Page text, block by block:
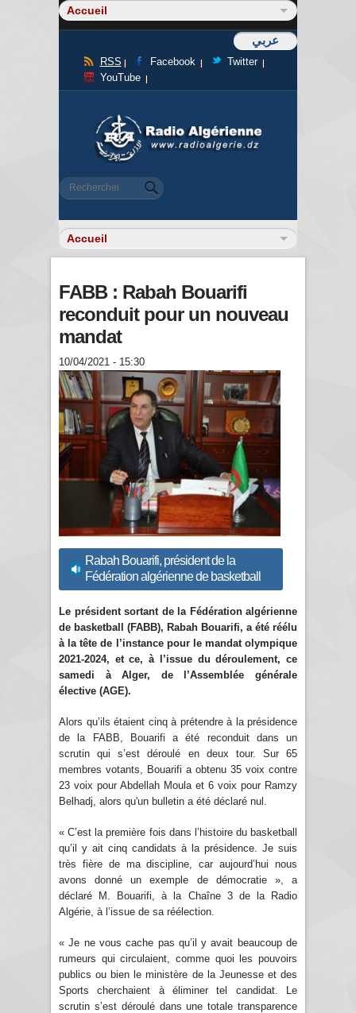
عربي
RSS Facebook
Twitter
YouTube
Formulaire de recherche
Rechercher
FABB : Rabah Bouarifi
reconduit pour un nouveau
mandat
10/04/2021 - 15:30
Rabah Bouarifi, président de la
Fédération algérienne de basketball
Le président sortant de la Fédération algérienne
de basketball (FABB), Rabah Bouarifi, a été réélu
à la tête de l’instance pour le mandat olympique
2021-2024, et ce, à l’issue du déroulement, ce
samedi à Alger, de l’Assemblée générale
élective (AGE).
Alors qu’ils étaient cinq à prétendre à la présidence
de la FABB, Bouarifi a été reconduit dans un
scrutin qui s’est déroulé en deux tour. Sur 65
membres votants, Bouarifi a obtenu 35 voix contre
23 voix pour Abdellah Moula et 6 voix pour Ramzy
Belhadj, alors qu'un bulletin a été déclaré nul.
« C’est la première fois dans l’histoire du basketball
qu’il y ait cinq candidats à la présidence. Je suis
très fière de ma discipline, car aujourd’hui nous
avons donné un exemple de démocratie », a
déclaré M. Bouarifi, à la Chaîne 3 de la Radio
Algérie, à l’issue de sa réélection.
« Je ne vous cache pas qu’il y avait beaucoup de
rumeurs qui circulaient, comme quoi les pouvoirs
publics ou bien le ministère de la Jeunesse et des
Sports cherchaient à éliminer tel candidat. Le
scrutin s’est déroulé dans une totale transparence